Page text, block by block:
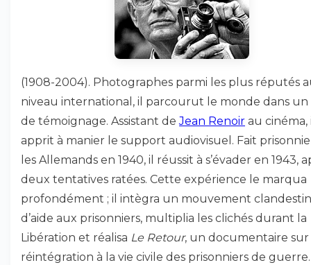
(1908-2004). Photographes parmi les plus réputés
niveau international, il parcourut le monde dans un
de témoignage. Assistant deJean Renoir au cinéma,
apprit à manier le support audiovisuel. Fait
les Allemands en 1940, il réussit à s’évader en 1943,
deux tentatives ratées. Cette expérience le marqua
profondément ; il intègra un mouvement clandestin
d’aide aux prisonniers, multiplia les clichés durant la
Libération et réalisa Le Retour, un documentaire sur
réintégration à la vie civile des prisonniers de